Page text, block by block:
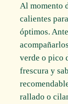
Al momento
calientes
óptimos.
verde o pico
frescura y
rallado o